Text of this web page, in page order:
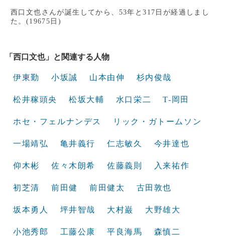
西口文也さんが誕生してから、53年と317日が経過しまし
た。(19675日)
「西口文也」と関連する人物
伊東勤 小坂誠 山本由伸 杉内俊哉
松井稼頭央 松坂大輔 水口栄二 T-岡田
ホセ・フェルナンデス リック・ガトームソン
一場靖弘 亀井義行 仁志敏久 今井達也
仰木彬 佐々木朗希 佐藤義則 入来祐作
初芝清 前田健 前田健太 古田敦也
坂本勇人 坪井智哉 大村巌 大野雄大
小池秀郎 工藤公康 平良海馬 森慎二